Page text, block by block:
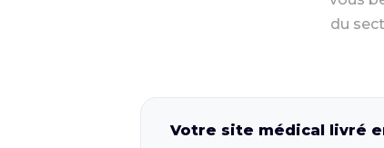
du
Votre site médical livré